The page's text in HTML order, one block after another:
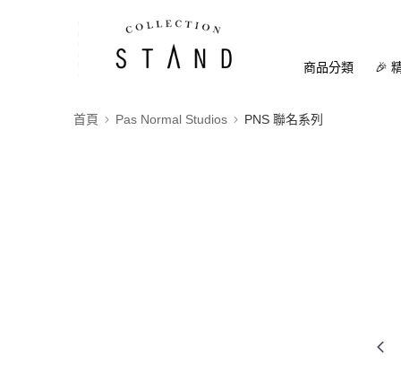
商品分類 🎉
首頁 Pas Normal Studios PNS 聯名系列